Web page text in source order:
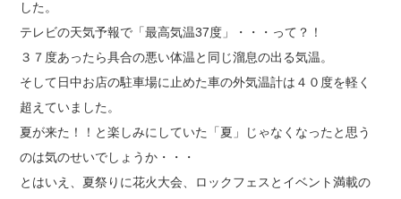
した。
テレビの天気予報で「最高気温37度」・・・って？！
３７度あったら具合の悪い体温と同じ溜息の出る気温。
そして日中お店の駐車場に止めた車の外気温計は４０度を軽く
超えていました。
夏が来た！！と楽しみにしていた「夏」じゃなくなったと思う
のは気のせいでしょうか・・・
とはいえ、夏祭りに花火大会、ロックフェスとイベント満載の